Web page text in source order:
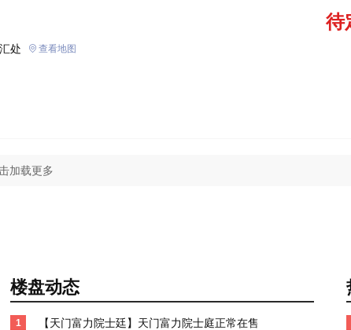
待
处 查看地图
加载更多
楼盘动态
1 【天门富力院士廷】天门富力院士庭正常在售